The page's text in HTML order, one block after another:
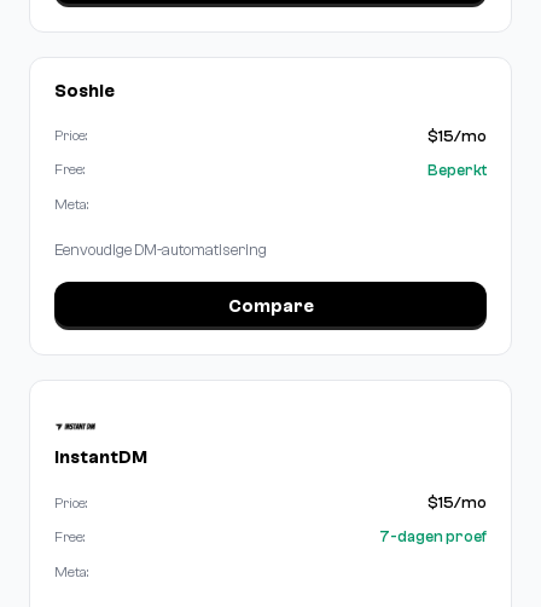
Soshie
Price: $15/mo
Free: Beperkt
Meta:
Eenvoudige DM-automatisering
Compare
InstantDM
Price: $15/mo
Free: 7-dagen proef
Meta: